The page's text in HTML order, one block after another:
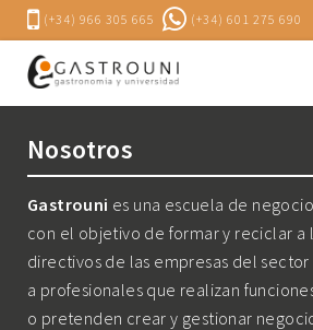
(+34) 966 305 665 (+34) 601 275 690
Nosotros
Gastrouni es una escuela de
con el objetivo de formar y reciclar a
directivos de las empresas del sector
a profesionales que realizan
o pretenden crear y gestionar